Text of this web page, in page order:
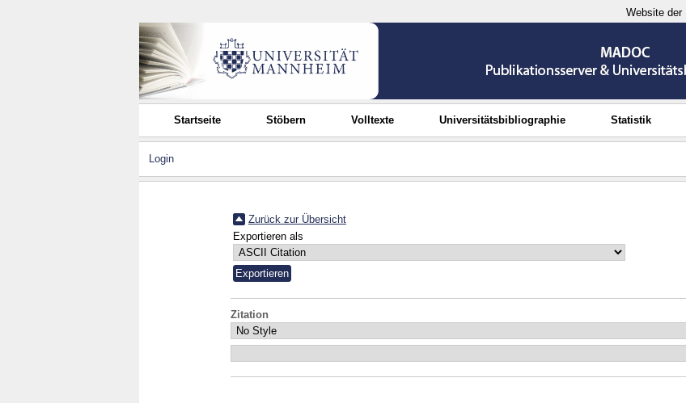
Website der
Startseite Stöbern Volltexte Universitätsbibliographie Statistik
Login
Zurück zur Übersicht
Exportieren als
Zitation